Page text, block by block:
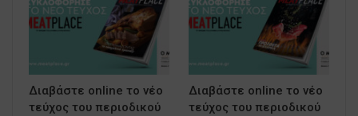
Διαβάστε online το νέο
τεύχος του περιοδικού
Διαβάστε online το νέο
τεύχος του περιοδικού